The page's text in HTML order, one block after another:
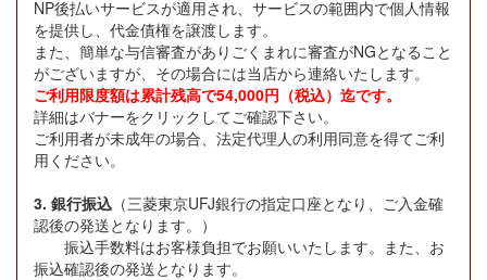
NP後払いサービスが適用され、サービスの範囲内で個人情報
を提供し、代金債権を譲渡します。
また、簡単な与信審査がありごくまれに審査がNGとなること
がございますが、その場合には当店から連絡いたします。
ご利用限度額は累計残高で54,000円（税込）迄です。
詳細はバナーをクリックしてご確認下さい。
ご利用者が未成年の場合、法定代理人の利用同意を得てご利
用ください。
3. 銀行振込 （三菱東京UFJ銀行の指定口座となり、ご入金確
認後の発送となります。）
振込手数料はお客様負担でお願いいたします。また、お
振込確認後の発送となります。